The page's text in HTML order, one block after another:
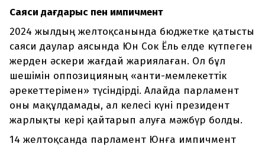
Саяси дағдарыс пен импичмент
2024 жылдың желтоқсанында бюджетке қатысты
саяси даулар аясында Юн Сок Ёль елде күтпеген
жерден әскери жағдай жариялаған. Ол бұл
шешімін оппозицияның «анти-мемлекеттік
әрекеттерімен» түсіндірді. Алайда парламент
оны мақұлдамады, ал келесі күні президент
жарлықты кері қайтарып алуға мәжбүр болды.
14 желтоқсанда парламент Юнға импичмент